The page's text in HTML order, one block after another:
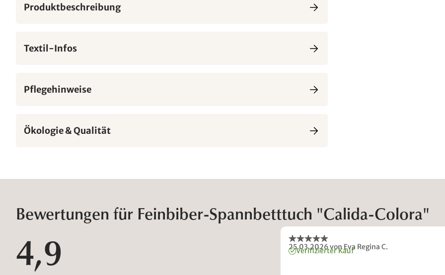
Produktbeschreibung
Textil-Infos
Pflegehinweise
Ökologie & Qualität
Bewertungen für Feinbiber-Spannbetttuch "Calida-Colora"
4,9 25.03.2026von Eva Regina C.
Verifizierter Kauf